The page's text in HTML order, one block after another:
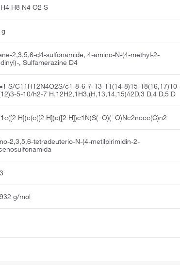
H8 N4 O2 S
g
2,3,5,6-d4-sulfonamide, 4-amino-N-(4-methyl-2-
, Sulfamerazine D4
S/C11H12N4O2S/c1-8-6-7-13-11(14-8)15-18(16,17)10-
5-10/h2-7 H,12H2,1H3,(H,13,14,15)/i2D,3 D,4 D,5 D
H])c(c([2 H])c([2 H])c1N)S(=O)(=O)Nc2nccc(C)n2
2,3,5,6-tetradeuterio-N-(4-metilpirimidin-2-
g/mol